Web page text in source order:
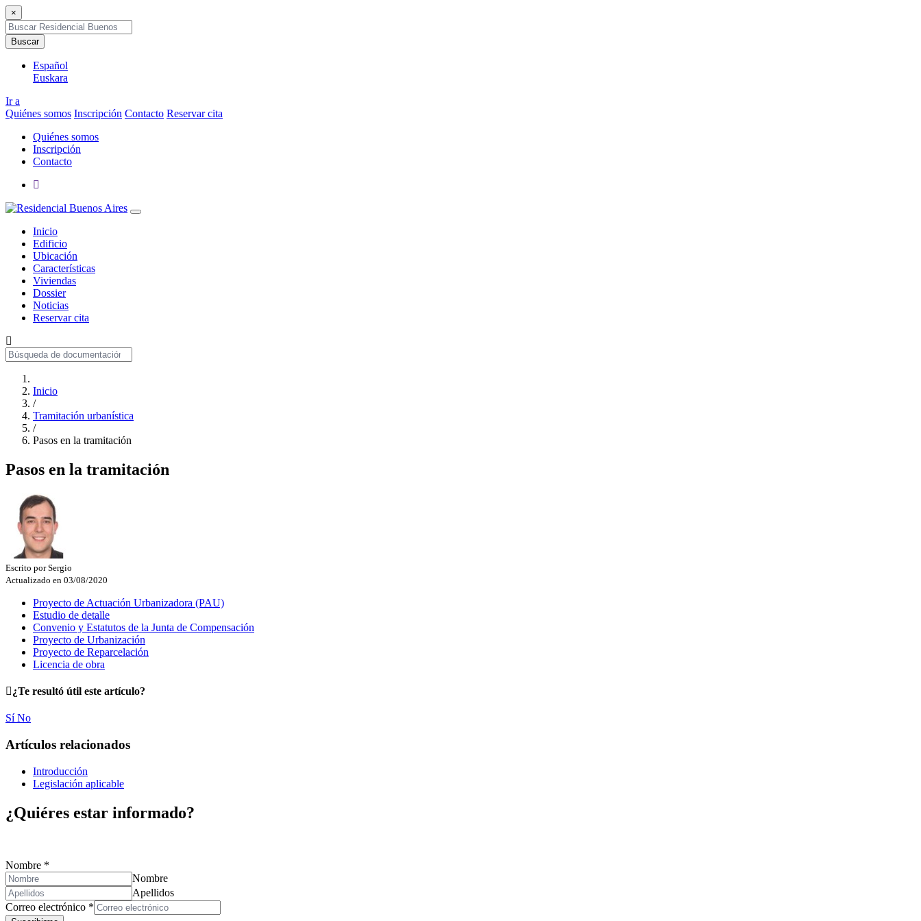
×
Buscar
Español
Euskara
Ir a
Quiénes somos Inscripción Contacto Reservar cita
Quiénes somos
Inscripción
Contacto
Inicio
Edificio
Ubicación
Características
Viviendas
Dossier
Noticias
Reservar cita
Inicio
/
Tramitación urbanística
/
Pasos en la tramitación
Pasos en la tramitación
Escrito porSergio
Actualizado en 03/08/2020
Proyecto de Actuación Urbanizadora (PAU)
Estudio de detalle
Convenio y Estatutos de la Junta de Compensación
Proyecto de Urbanización
Proyecto de Reparcelación
Licencia de obra
¿Te resultó útil este artículo?
SíNo
Artículos relacionados
Introducción
Legislación aplicable
¿Quiéres estar informado?
Nombre *
Nombre
Apellidos
Correo electrónico *